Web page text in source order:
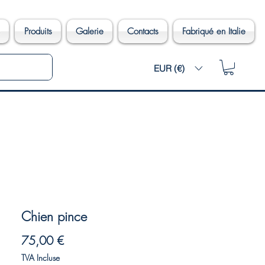
Produits Galerie Contacts Fabriqué en Italie
EUR (€)
Chien pince
75,00 €Prix
TVA Incluse